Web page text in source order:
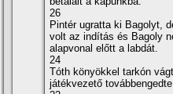
26
Pintér ugratta ki Bagolyt,
volt az indí­tás és Bagoly
alapvonal előtt a labdát.
24
Tóth könyökkel tarkón
játékvezető